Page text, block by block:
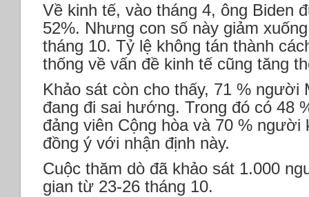
Về kinh tế, vào tháng 4, ông Biden
52%. Nhưng con số này giảm
tháng 10. Tỷ lệ không tán thành
thống về vấn đề kinh tế cũng tăng
Khảo sát còn cho thấy, 71 % người
đang đi sai hướng. Trong đó có 48
đảng viên Cộng hòa và 70 % người
đồng ý với nhận định này.
Cuộc thăm dò đã khảo sát 1.000
gian từ 23-26 tháng 10.